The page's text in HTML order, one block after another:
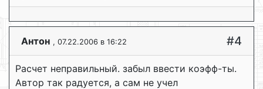
Антон , 07.22.2006 в 16:22 #4
Расчет неправильный. забыл ввести коэфф-ты.
Автор так радуется, а сам не учел